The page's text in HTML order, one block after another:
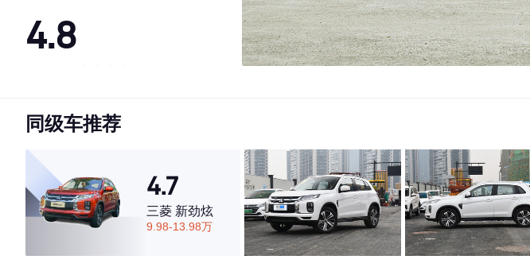
4.8
·内饰表现较为优秀，优于89%同级车
·空间表现一般，低于75%同级车
同级车推荐
4.7
三菱 新劲炫
9.98-13.98万